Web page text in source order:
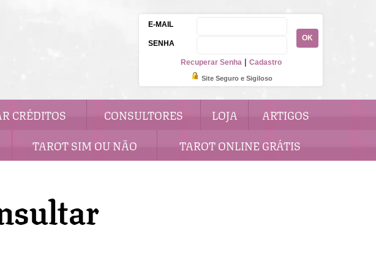
E-MAIL
SENHA
OK
Recuperar Senha | Cadastro
Site Seguro e Sigiloso
CRÉDITOS CONSULTORES LOJA
ARTIGOS
TAROT SIM OU NÃO TAROT ONLINE GRÁTIS